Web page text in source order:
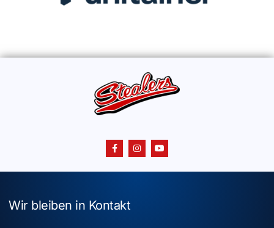
Wir bleiben in Kontakt